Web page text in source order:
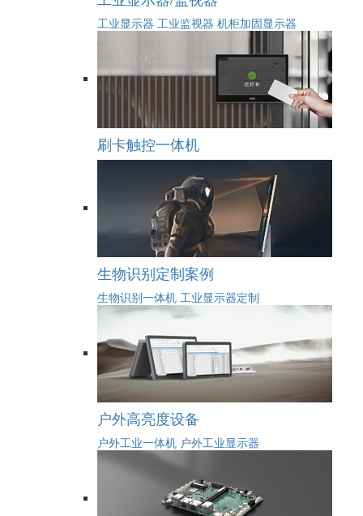
工业显示器 工业监视器 机柜加固显示器
刷卡触控一体机
生物识别定制案例
生物识别一体机 工业显示器定制
户外高亮度设备
户外工业一体机 户外工业显示器